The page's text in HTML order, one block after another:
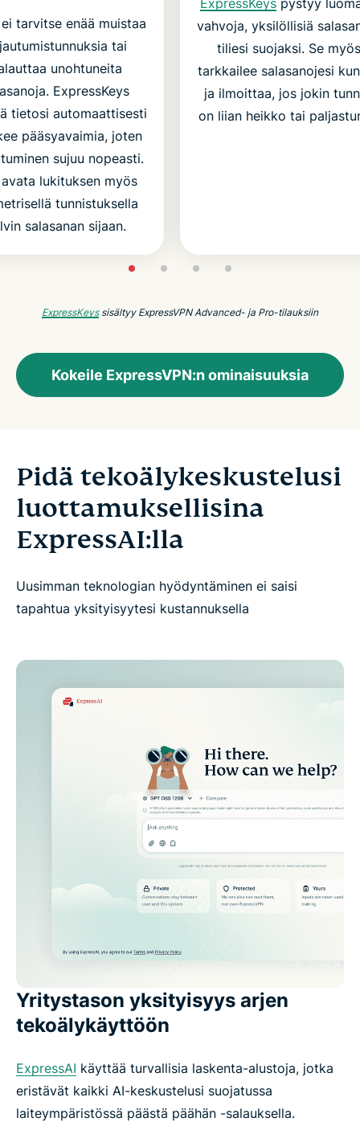
tarvitse enää muistaa
tai
unohtuneita
ExpressKeys
tietosi automaattisesti
pääsyavaimia, joten
sujuu nopeasti.
lukituksen myös
tunnistuksella
salasanan sijaan.
vahvoja, yksilöllisiä
tiliesi suojaksi. Se myös
tarkkailee salasanojesi
ja ilmoittaa, jos jokin
on liian heikko tai
ExpressKeyssisältyy ExpressVPN Advanced- ja Pro-tilauksiin
Kokeile ExpressVPN:n ominaisuuksia
Pidä tekoälykeskustelusi
luottamuksellisina
ExpressAI:lla
Uusimman teknologian hyödyntäminen ei saisi
tapahtua yksityisyytesi kustannuksella
Yritystason yksityisyys arjen
tekoälykäyttöön
ExpressAI käyttää turvallisia laskenta-alustoja, jotka
eristävät kaikki AI-keskustelusi suojatussa
laiteympäristössä päästä päähän -salauksella.